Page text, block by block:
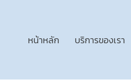
หน้าหลัก บริการของเรา